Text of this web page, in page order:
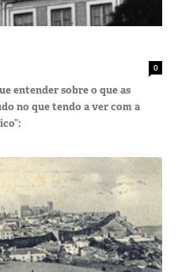
0
entender sobre o que as
no que tendo a ver com a